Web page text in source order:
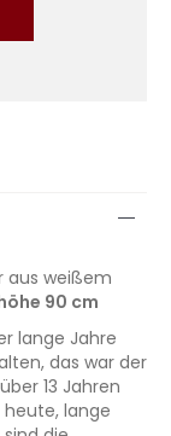
aus weißem
90 cm
lange Jahre
das war der
13 Jahren
lange